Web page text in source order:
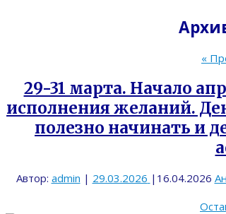
«
29-31 марта. Начало
исполнения желаний.
полезно начинать и
Автор: admin | 29.03.2026 | 16.04.2026